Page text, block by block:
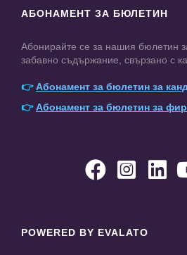
АБОНАМЕНТ ЗА БЮЛЕТИН
Абонирайте се за нашия бюлетин
забавно съдържание, свързано с
👉Абонамент за бюлетин за
👉Абонамент за бюлетин за
  
POWERED BY EVALATO